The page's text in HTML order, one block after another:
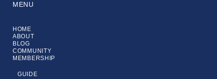
MENU
HOME
ABOUT
BLOG
COMMUNITY
MEMBERSHIP
GUIDE